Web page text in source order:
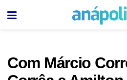
Com Márcio